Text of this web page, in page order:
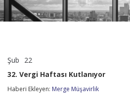
Şub 22
Haftası
Kutlanıyor
için
32. Vergi Haftası Kutlanıyor
Haberi Ekleyen: Merge Müşavirlik